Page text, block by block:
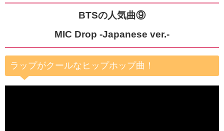
BTSの人気曲⑨
MIC Drop -Japanese ver.-
ラップがクールなヒップホップ曲！